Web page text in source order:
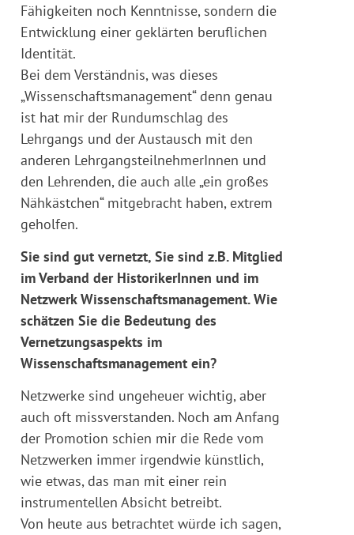
Fähigkeiten noch Kenntnisse, sondern die
Entwicklung einer geklärten beruflichen
Identität.
Bei dem Verständnis, was dieses
„Wissenschaftsmanagement“ denn genau
ist hat mir der Rundumschlag des
Lehrgangs und der Austausch mit den
anderen LehrgangsteilnehmerInnen und
den Lehrenden, die auch alle „ein großes
Nähkästchen“ mitgebracht haben, extrem
geholfen.
Sie sind gut vernetzt, Sie sind z.B. Mitglied
im Verband der HistorikerInnen und im
Netzwerk Wissenschaftsmanagement. Wie
schätzen Sie die Bedeutung des
Vernetzungsaspekts im
Wissenschaftsmanagement ein?
Netzwerke sind ungeheuer wichtig, aber
auch oft missverstanden. Noch am Anfang
der Promotion schien mir die Rede vom
Netzwerken immer irgendwie künstlich,
wie etwas, das man mit einer rein
instrumentellen Absicht betreibt.
Von heute aus betrachtet würde ich sagen,